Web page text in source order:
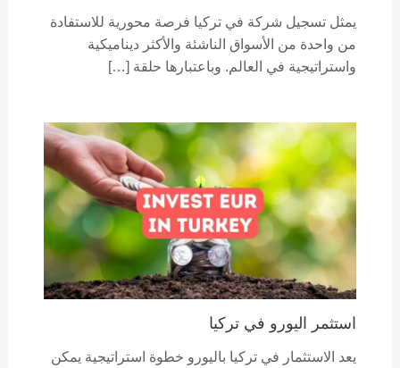
يمثل تسجيل شركة في تركيا فرصة محورية للاستفادة
من واحدة من الأسواق الناشئة والأكثر ديناميكية
واستراتيجية في العالم. وباعتبارها حلقة […]
استثمر اليورو في تركيا
يعد الاستثمار في تركيا باليورو خطوة استراتيجية يمكن